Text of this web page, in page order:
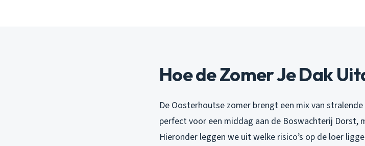
Hoe de Zomer Je Dak
De Oosterhoutse zomer brengt een mix van
perfect voor een middag aan de Boswachterij Dorst,
Hieronder leggen we uit welke risico’s op de loer